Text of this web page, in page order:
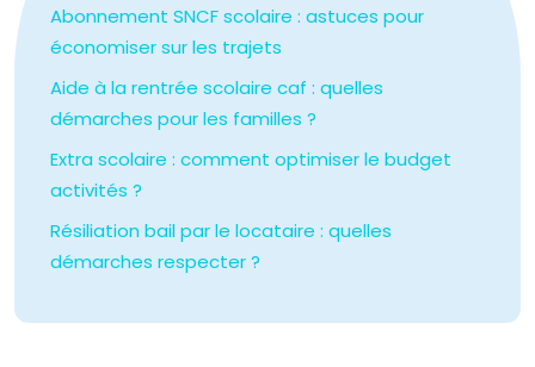
Abonnement SNCF scolaire : astuces pour
économiser sur les trajets
Aide à la rentrée scolaire caf : quelles
démarches pour les familles ?
Extra scolaire : comment optimiser le budget
activités ?
Résiliation bail par le locataire : quelles
démarches respecter ?